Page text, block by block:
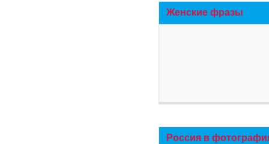
Женские фразы
Россия в